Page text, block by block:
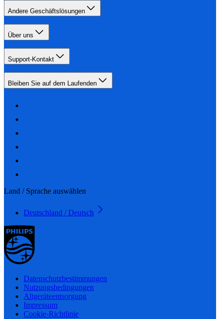
Andere Geschäftslösungen
Über uns
Support-Kontakt
Bleiben Sie auf dem Laufenden
Land / Sprache auswählen
Deutschland / Deutsch
Datenschutzbestimmungen
Nutzungsbedingungen
Altgeräteentsorgung
Impressum
Cookie-Richtlinie